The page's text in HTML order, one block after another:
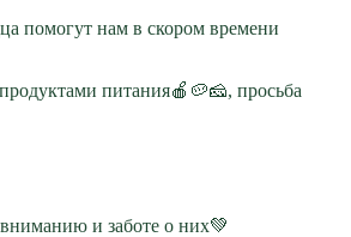
помогут нам в скором времени
питания🍎🥔🧀, просьба
и заботе о них💚